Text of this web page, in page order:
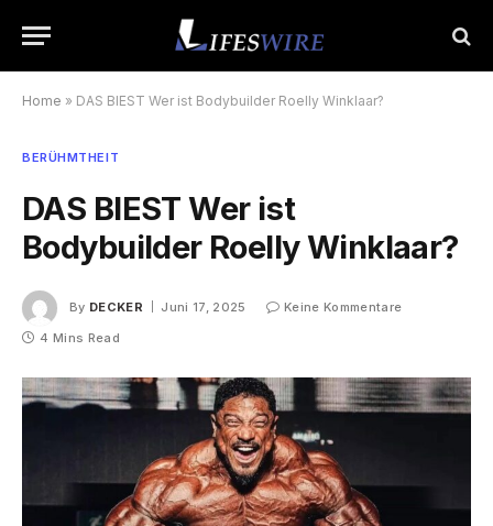
Home » DAS BIEST Wer ist Bodybuilder Roelly Winklaar?
BERÜHMTHEIT
DAS BIEST Wer ist
Bodybuilder Roelly Winklaar?
By DECKER Juni 17, 2025
Keine Kommentare
4 Mins Read